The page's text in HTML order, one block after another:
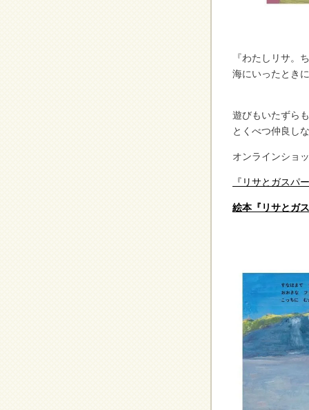
『わたしリサ。
海にいったとき
遊びもいたずら
とくべつ仲良し
オンラインショ
『リサとガスパ
絵本『リサとガ